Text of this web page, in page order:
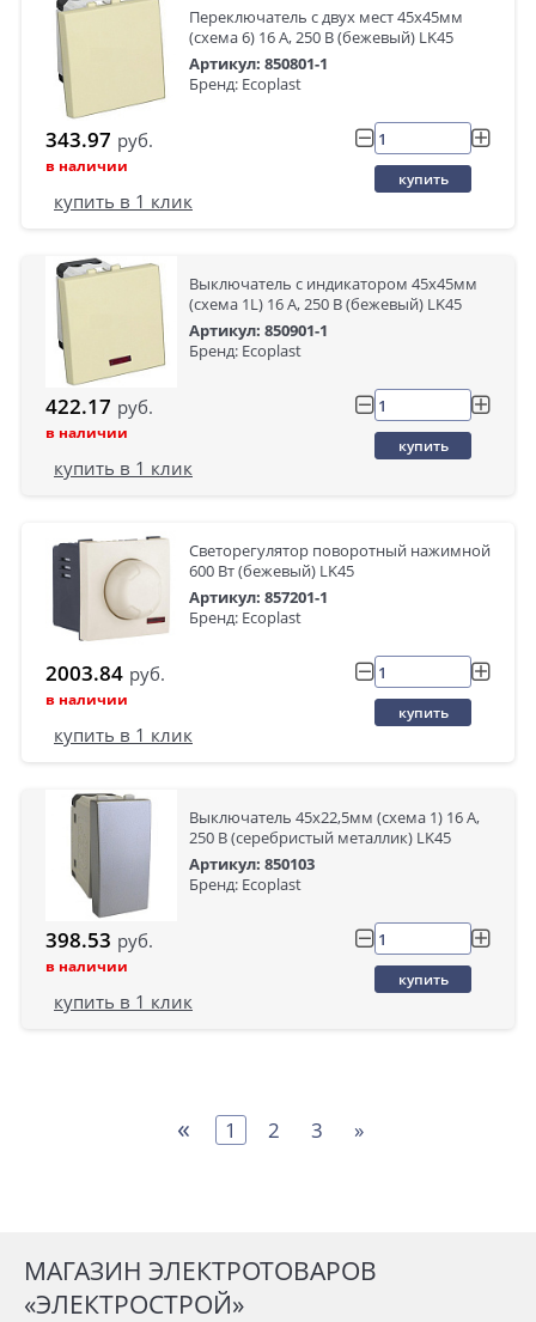
Переключатель с двух мест 45х45мм
(схема 6) 16 A, 250 B (бежевый) LK45
Артикул: 850801-1
Бренд: Ecoplast
343.97 руб.
в наличии
купить
купить в 1 клик
Выключатель с индикатором 45х45мм
(схема 1L) 16 A, 250 B (бежевый) LK45
Артикул: 850901-1
Бренд: Ecoplast
422.17 руб.
в наличии
купить
купить в 1 клик
Светорегулятор поворотный нажимной
600 Вт (бежевый) LK45
Артикул: 857201-1
Бренд: Ecoplast
2003.84 руб.
в наличии
купить
купить в 1 клик
Выключатель 45х22,5мм (схема 1) 16 A,
250 B (серебристый металлик) LK45
Артикул: 850103
Бренд: Ecoplast
398.53 руб.
в наличии
купить
купить в 1 клик
« 1 2 3 »
МАГАЗИН ЭЛЕКТРОТОВАРОВ
«ЭЛЕКТРОСТРОЙ»